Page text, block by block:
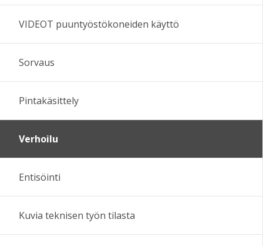
VIDEOT puuntyöstökoneiden käyttö
Sorvaus
Pintakäsittely
Verhoilu
Entisöinti
Kuvia teknisen työn tilasta